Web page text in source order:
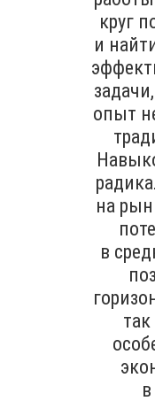
круг
и
опыт
на
в